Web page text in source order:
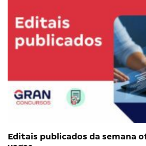
Editais publicados da semana